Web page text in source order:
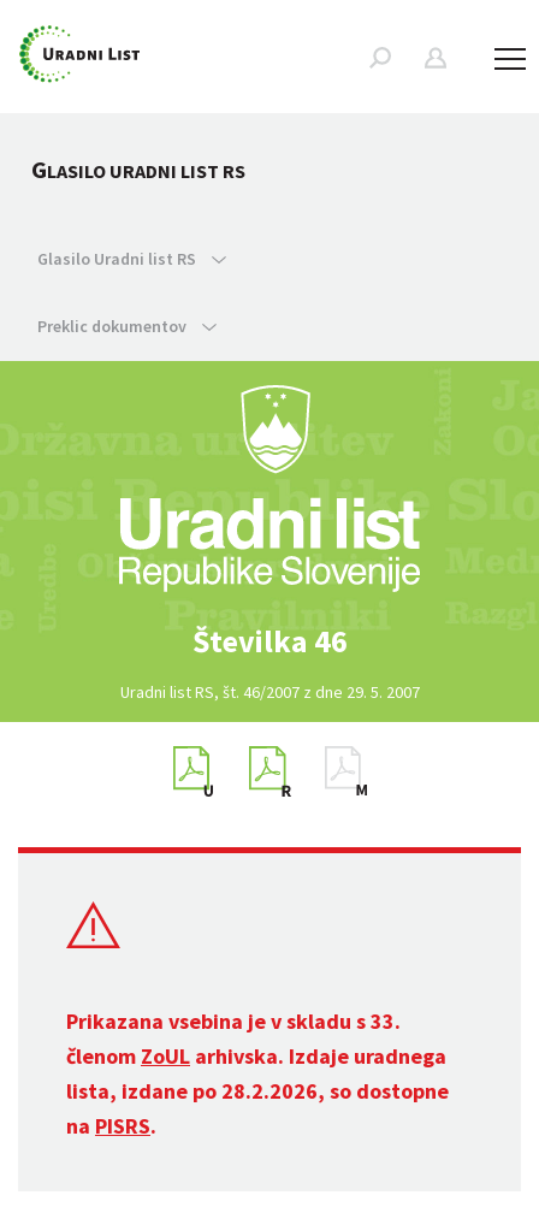
GLASILO URADNI LIST RS
Glasilo Uradni list RS
Preklic dokumentov
Številka 46
Uradni list RS, št. 46/2007 z dne 29. 5. 2007
Prikazana vsebina je v skladu s 33.
členom ZoUL arhivska. Izdaje uradnega
lista, izdane po 28.2.2026, so dostopne
na PISRS.